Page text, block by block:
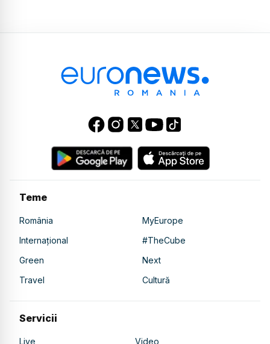
Teme
România
MyEurope
Internațional
#TheCube
Green
Next
Travel
Cultură
Servicii
Live Video